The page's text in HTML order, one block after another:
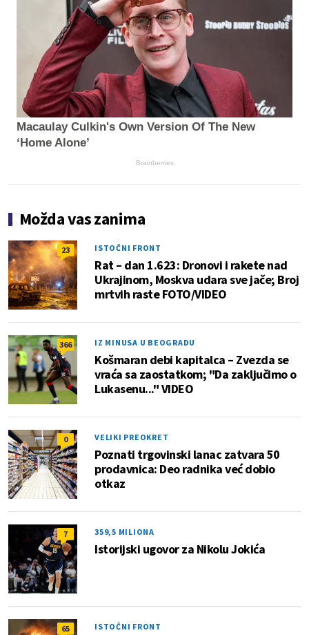
Macaulay Culkin's Own Version Of The New
‘Home Alone’
Brainberries
Možda vas zanima
23 ISTOČNI FRONT
Rat – dan 1.623: Dronovi i rakete nad
Ukrajinom, Moskva udara sve jače; Broj
mrtvih raste FOTO/VIDEO
366 IZ MINUSA U BEOGRADU
Košmaran debi kapitalca – Zvezda se
vraća sa zaostatkom; "Da zaključimo o
Lukasenu..." VIDEO
0 VELIKI PREOKRET
Poznati trgovinski lanac zatvara 50
prodavnica: Deo radnika već dobio
otkaz
7 359,5 MILIONA
Istorijski ugovor za Nikolu Jokića
65 ISTOČNI FRONT